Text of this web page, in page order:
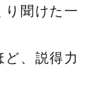
り聞けた一
ど、説得力